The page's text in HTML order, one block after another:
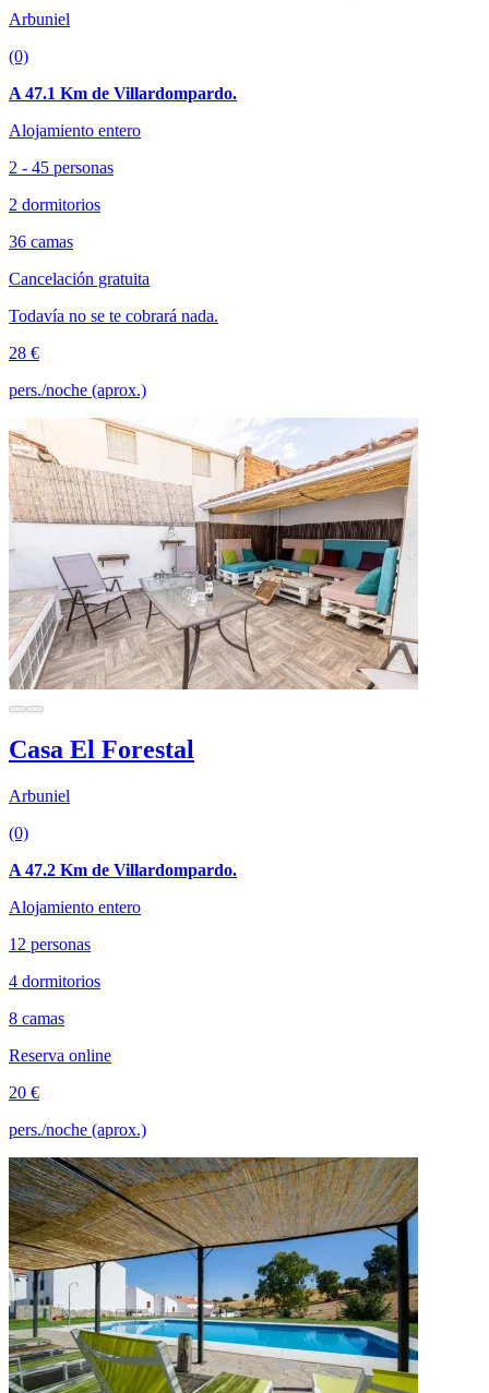
Arbuniel
(0)
A 47.1 Km de Villardompardo.
Alojamiento entero
2 - 45 personas
2 dormitorios
36 camas
Cancelación gratuita
Todavía no se te cobrará nada.
28 €
pers./noche (aprox.)
Casa El Forestal
Arbuniel
(0)
A 47.2 Km de Villardompardo.
Alojamiento entero
12 personas
4 dormitorios
8 camas
Reserva online
20 €
pers./noche (aprox.)